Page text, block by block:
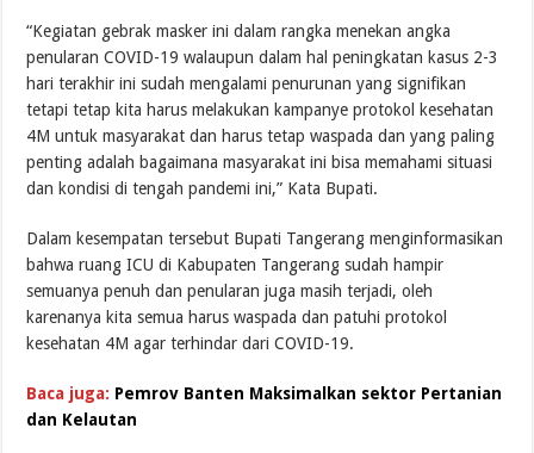
“Kegiatan gebrak masker ini dalam rangka menekan angka
penularan COVID-19 walaupun dalam hal peningkatan kasus 2-3
hari terakhir ini sudah mengalami penurunan yang signifikan
tetapi tetap kita harus melakukan kampanye protokol kesehatan
4M untuk masyarakat dan harus tetap waspada dan yang paling
penting adalah bagaimana masyarakat ini bisa memahami situasi
dan kondisi di tengah pandemi ini,” Kata Bupati.
Dalam kesempatan tersebut Bupati Tangerang menginformasikan
bahwa ruang ICU di Kabupaten Tangerang sudah hampir
semuanya penuh dan penularan juga masih terjadi, oleh
karenanya kita semua harus waspada dan patuhi protokol
kesehatan 4M agar terhindar dari COVID-19.
Baca juga: Pemrov Banten Maksimalkan sektor Pertanian
dan Kelautan